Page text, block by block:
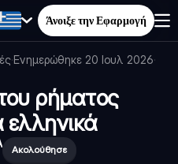
Άνοιξε την Εφαρμογή
·Ενημερώθηκε 20 Ιουλ 2026·
ρήματος
ελληνικά
Ακολούθησε